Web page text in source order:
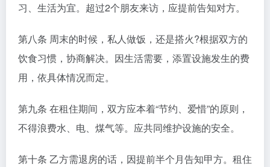
习、生活为宜。超过2个朋友来访，应提前告知对方。
第八条 周末的时候，私人做饭，还是搭火?根据双方的
饮食习惯，协商解决。因生活需要，添置设施发生的费
用，依具体情况而定。
第九条 在租住期间，双方应本着“节约、爱惜”的原则，
不得浪费水、电、煤气等。应共同维护设施的安全。
第十条 乙方需退房的话，因提前半个月告知甲方。租住